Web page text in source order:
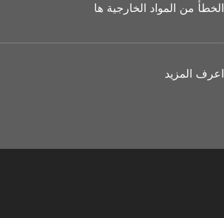
الخطأ من المواد الخارجية ها
اعرف المزيد